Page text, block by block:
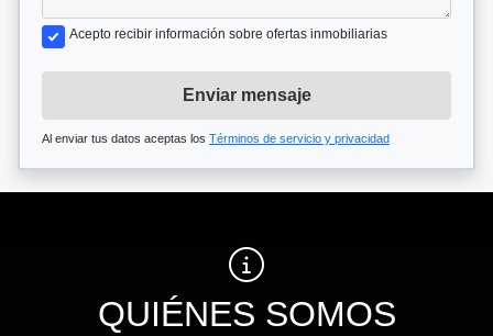
Acepto recibir información sobre ofertas inmobiliarias
Enviar mensaje
Al enviar tus datos aceptas los Términos de servicio y privacidad
QUIÉNES SOMOS